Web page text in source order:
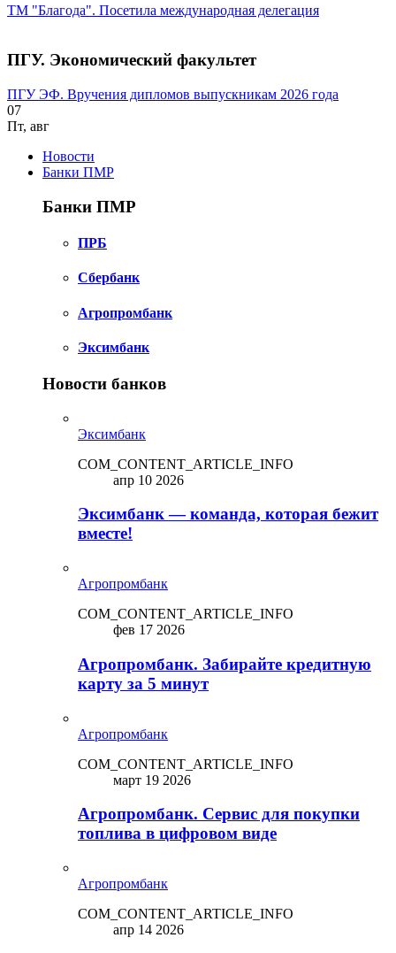
ТМ "Благода". Посетила международная делегация
ПГУ. Экономический факультет
ПГУ ЭФ. Вручения дипломов выпускникам 2026 года
07
Пт, авг
Новости
Банки ПМР
Банки ПМР
ПРБ
Сбербанк
Агропромбанк
Эксимбанк
Новости банков
Эксимбанк
COM_CONTENT_ARTICLE_INFO
апр 10 2026
Эксимбанк — команда, которая бежит
вместе!
Агропромбанк
COM_CONTENT_ARTICLE_INFO
фев 17 2026
Агропромбанк. Забирайте кредитную
карту за 5 минут
Агропромбанк
COM_CONTENT_ARTICLE_INFO
март 19 2026
Агропромбанк. Сервис для покупки
топлива в цифровом виде
Агропромбанк
COM_CONTENT_ARTICLE_INFO
апр 14 2026